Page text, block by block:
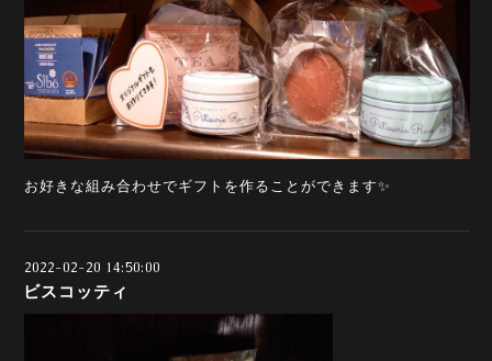
お好きな組み合わせでギフトを作ることができます✨
2022-02-20 14:50:00
ビスコッティ